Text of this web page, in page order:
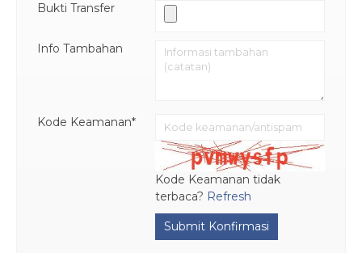
Bukti Transfer
Info Tambahan
Kode Keamanan*
Kode Keamanan tidak
terbaca? Refresh
Submit Konfirmasi